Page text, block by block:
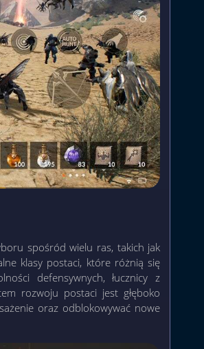
spośród wielu ras, takich jak
klasy postaci, które różnią się
defensywnych, łucznicy z
rozwoju postaci jest głęboko
oraz odblokowywać nowe